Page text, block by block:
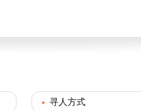
寻人方式